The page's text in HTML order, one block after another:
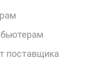
поставщика